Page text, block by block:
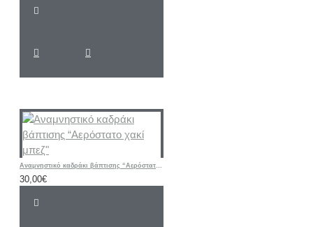
Αναμνηστικό καδράκι βάπτισης “Αερόστατο χακί μπεζ"
30,00€